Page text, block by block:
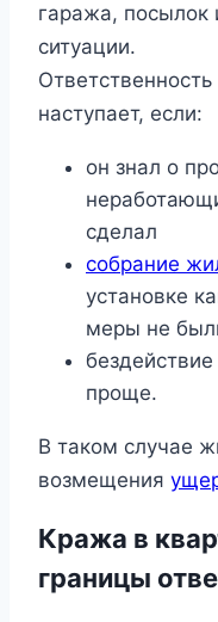
гаража, посылок
ситуации.
наступает, если:
он знал о
сделал
собрание
установке
меры не
проще.
В таком случае
возмещения
Кража в
границы